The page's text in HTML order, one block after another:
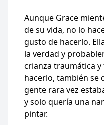
Aunque Grace
de su vida, no lo
gusto de hacerlo.
la verdad y
crianza traumática
hacerlo, también se
gente rara vez
y solo quería una
pintar.